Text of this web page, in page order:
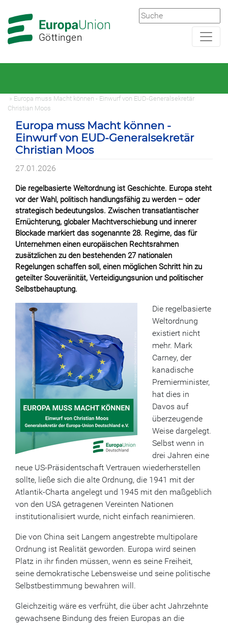
Hauptnavigation
Hauptbereich
Göttingen
» Europa muss Macht können - Einwurf von EUD-Generalsekretär
Christian Moos
Europa muss Macht können -
Einwurf von EUD-Generalsekretär
Christian Moos
27.01.2026
Die regelbasierte Weltordnung ist Geschichte. Europa steht
vor der Wahl, politisch handlungsfähig zu werden – oder
strategisch bedeutungslos. Zwischen transatlantischer
Ernüchterung, globaler Machtverschiebung und innerer
Blockade markiert das sogenannte 28. Regime, das für
Unternehmen einen europäischen Rechtsrahmen
zusätzlichen zu den bestehenden 27 nationalen
Regelungen schaffen soll, einen möglichen Schritt hin zu
geteilter Souveränität, Verteidigungsunion und politischer
Selbstbehauptung.
Die regelbasierte
Weltordnung
existiert nicht
mehr. Mark
Carney, der
kanadische
Premierminister,
hat dies in
Davos auf
überzeugende
Weise dargelegt.
Selbst wenn in
drei Jahren eine
neue US-Präsidentschaft Vertrauen wiederherstellen
sollte, ließe sich die alte Ordnung, die 1941 mit der
Atlantik-Charta angelegt und 1945 mit den maßgeblich
von den USA getragenen Vereinten Nationen
institutionalisiert wurde, nicht einfach reanimieren.
Die von China seit Langem angestrebte multipolare
Ordnung ist Realität geworden. Europa wird seinen
Platz in ihr finden müssen, wenn es seine Freiheit,
seine demokratische Lebensweise und seine politische
Selbstbestimmung bewahren will.
Gleichzeitig wäre es verfrüht, die über acht Jahrzehnte
gewachsene Bindung des freien Europas an die